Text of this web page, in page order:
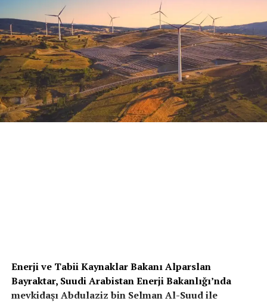
Enerji ve Tabii Kaynaklar Bakanı Alparslan
Bayraktar, Suudi Arabistan Enerji Bakanlığı’nda
mevkidaşı Abdulaziz bin Selman Al-Suud ile